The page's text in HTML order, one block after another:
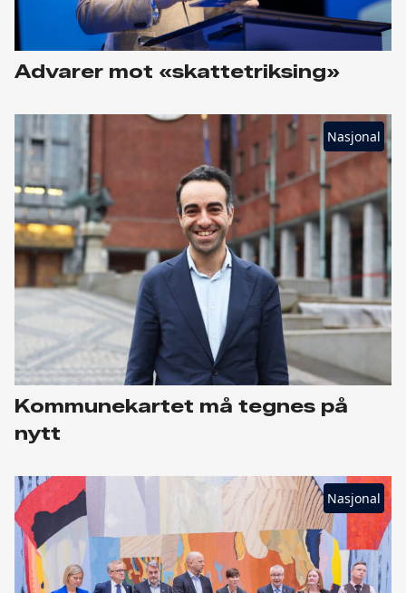
Advarer mot «skattetriksing»
Nasjonal
Kommunekartet må tegnes på
nytt
Nasjonal